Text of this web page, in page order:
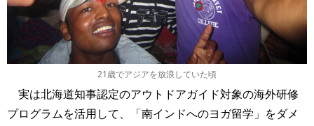
21歳でアジアを放浪していた頃
実は北海道知事認定のアウトドアガイド対象の海外研修
プログラムを活用して、「南インドへのヨガ留学」をダメ